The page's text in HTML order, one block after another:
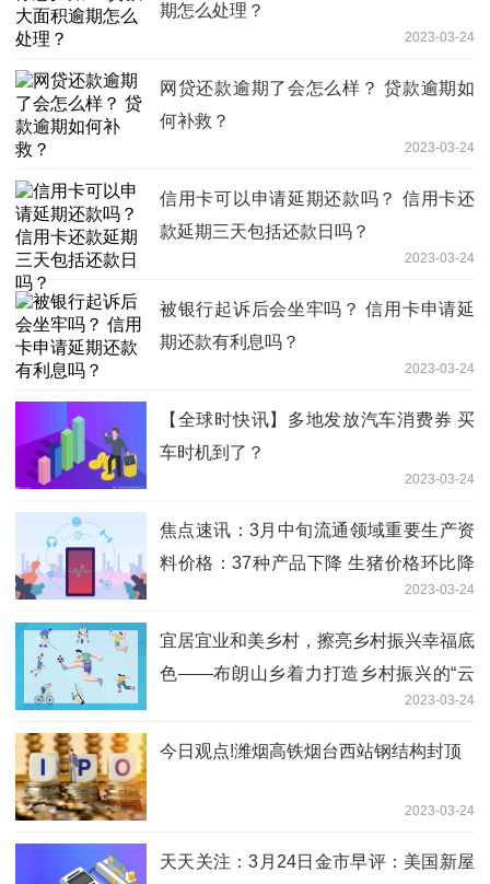
期怎么处理？
2023-03-24
网贷还款逾期了会怎么样？ 贷款逾期如
何补救？
2023-03-24
信用卡可以申请延期还款吗？ 信用卡还
款延期三天包括还款日吗？
2023-03-24
被银行起诉后会坐牢吗？ 信用卡申请延
期还款有利息吗？
2023-03-24
【全球时快讯】多地发放汽车消费券 买
车时机到了？
2023-03-24
焦点速讯：3月中旬流通领域重要生产资
料价格：37种产品下降 生猪价格环比降
2023-03-24
宜居宜业和美乡村，擦亮乡村振兴幸福底
色——布朗山乡着力打造乡村振兴的“云
2023-03-24
今日观点!潍烟高铁烟台西站钢结构封顶
2023-03-24
天天关注：3月24日金市早评：美国新屋